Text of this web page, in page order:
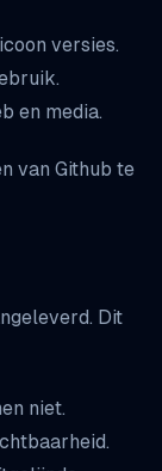
versies.
en media.
van Github te
Dit
niet.